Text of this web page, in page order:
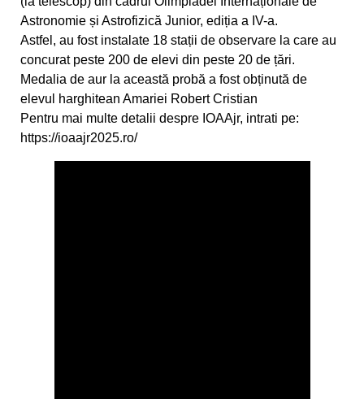
Flotila pietreana de la CS Ceahlaul - LPS,
medaliata la Orsova si la Iasi
Diana Tiganasu si Daniel Munteanu s-au
calificat pentru Campionatul Balcanic
Vor 10 - 12 medalii la Campionatele Nationale
Prioritatile canotorilor pietreni
Astronomie și Astrofizică Junior, ediția a IV-a.
Astfel, au fost instalate 18 stații de observare la care au
concurat peste 200 de elevi din peste 20 de țări.
Medalia de aur la această probă a fost obținută de
elevul harghitean Amariei Robert Cristian
Pentru mai multe detalii despre IOAAjr, intrati pe:
https://ioaajr2025.ro/